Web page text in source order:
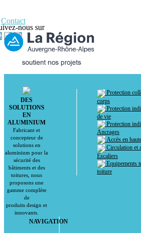
Contact
nous sur
DES
SOLUTIONS
EN
ALUMINIUM
Fabricant et
concepteur de
solutions en
aluminium pour la
sécurité des
bâtiments et des
toitures, nous
proposons une
gamme complète
de
produits design et
innovants.
Protection
corps
Protection
de vie
Protection
Ancrages
Accès en
Circulation et
Escaliers
Equipements
toiture
NAVIGATION